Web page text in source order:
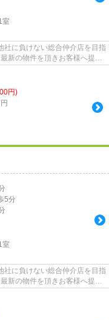
室
社に負けない総合仲介店を目指
新の物件を頂きお客様へ提供
円)
5分
室
社に負けない総合仲介店を目指
新の物件を頂きお客様へ提供